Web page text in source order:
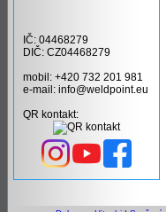
IČ: 04468279
DIČ: CZ04468279
mobil: +420 732 201 981
e-mail: info@weldpoint.eu
QR kontakt: